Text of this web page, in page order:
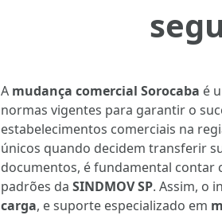
A mudança comercial Sorocaba é
normas vigentes para garantir o
estabelecimentos comerciais na
únicos quando decidem transferir
documentos, é fundamental contar
padrões da SINDMOV SP. Assim, o
carga, e suporte especializado em